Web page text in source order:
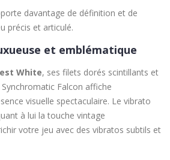
davantage de définition et de
précis et articulé.
et emblématique
White, ses filets dorés scintillants et
Falcon affiche
visuelle spectaculaire. Le vibrato
à lui la touche vintage
votre jeu avec des vibratos subtils et